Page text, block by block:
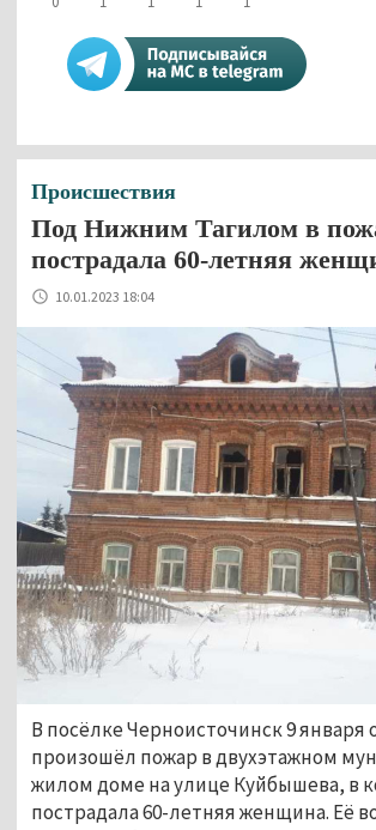
Происшествия
Под Нижним Тагилом в
пострадала 60-летняя
10.01.2023 18:04
В посёлке Черноисточинск 9 января
произошёл пожар в двухэтажном
жилом доме на улице Куйбышева, в
пострадала 60-летняя женщина. Её